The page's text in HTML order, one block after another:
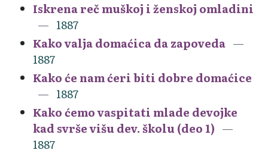
Iskrena reč muškoj i ženskoj omladini
1887
Kako valja domaćica da zapoveda
1887
Kako će nam ćeri biti dobre domaćice
1887
Kako ćemo vaspitati mlade devojke
kad svrše višu dev. školu (deo 1)
1887